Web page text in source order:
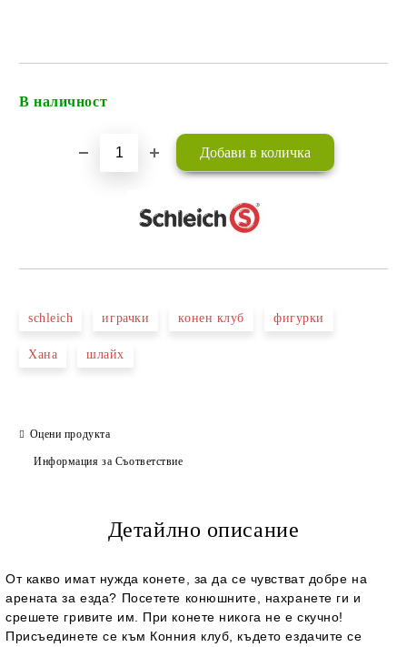
В наличност
schleich играчки конен клуб фигурки
Хана шлайх
Оцени продукта
Информация за Съответствие
Детайлно описание
От какво имат нужда конете, за да се чувстват добре на
арената за езда? Посетете конюшните, нахранете ги и
срешете гривите им. При конете никога не е скучно!
Присъединете се към Конния клуб, където ездачите се